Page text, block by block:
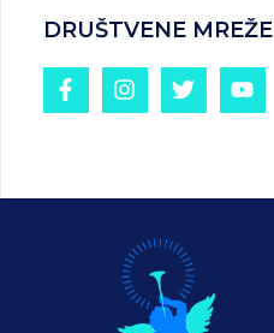
DRUŠTVENE MREŽE